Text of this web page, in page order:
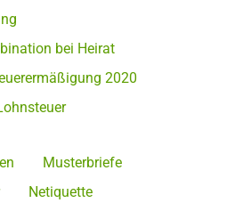
bei Heirat
2020
Musterbriefe
Netiquette